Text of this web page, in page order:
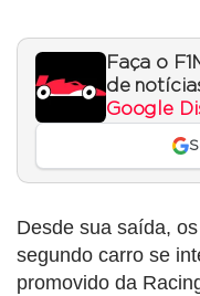
Faça o
de
Google
Desde sua saída,
segundo carro se
promovido da